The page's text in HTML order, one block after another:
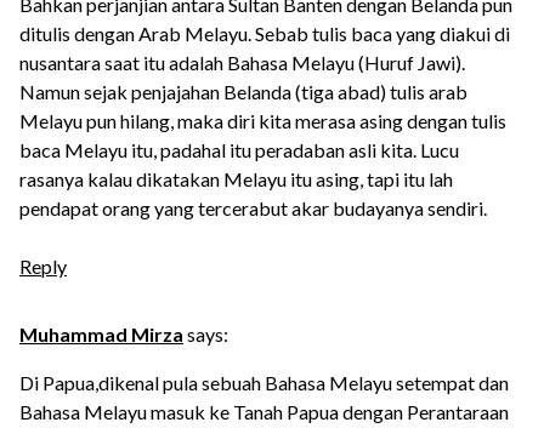
Bahkan perjanjian antara Sultan Banten dengan Belanda pun
ditulis dengan Arab Melayu. Sebab tulis baca yang diakui di
nusantara saat itu adalah Bahasa Melayu (Huruf Jawi).
Namun sejak penjajahan Belanda (tiga abad) tulis arab
Melayu pun hilang, maka diri kita merasa asing dengan tulis
baca Melayu itu, padahal itu peradaban asli kita. Lucu
rasanya kalau dikatakan Melayu itu asing, tapi itu lah
pendapat orang yang tercerabut akar budayanya sendiri.
Reply
Muhammad Mirza says:
Di Papua,dikenal pula sebuah Bahasa Melayu setempat dan
Bahasa Melayu masuk ke Tanah Papua dengan Perantaraan